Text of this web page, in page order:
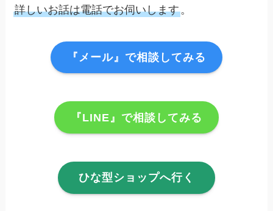
詳しいお話は電話でお伺いします。
『メール』で相談してみる
『LINE』で相談してみる
ひな型ショップへ行く